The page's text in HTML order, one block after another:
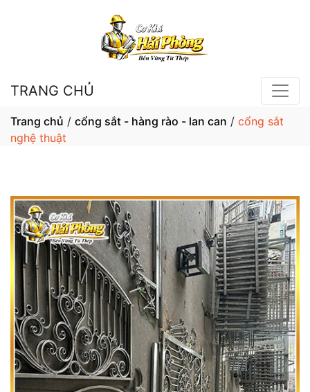
TRANG CHỦ
Trang chủ / cổng sắt - hàng rào - lan can / cổng sắt
nghệ thuật